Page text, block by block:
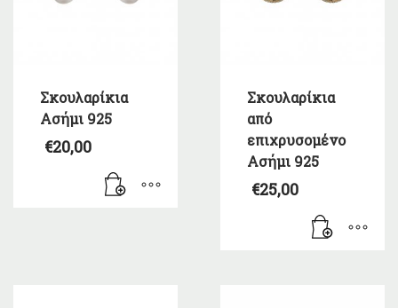
Σκουλαρίκια
Ασήμι 925
€20,00
Σκουλαρίκια
από
επιχρυσομένο
Ασήμι 925
€25,00